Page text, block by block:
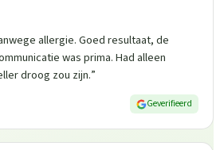
allergie. Goed resultaat, de
was prima. Had alleen
droog zou zijn.”
Geverifieerd